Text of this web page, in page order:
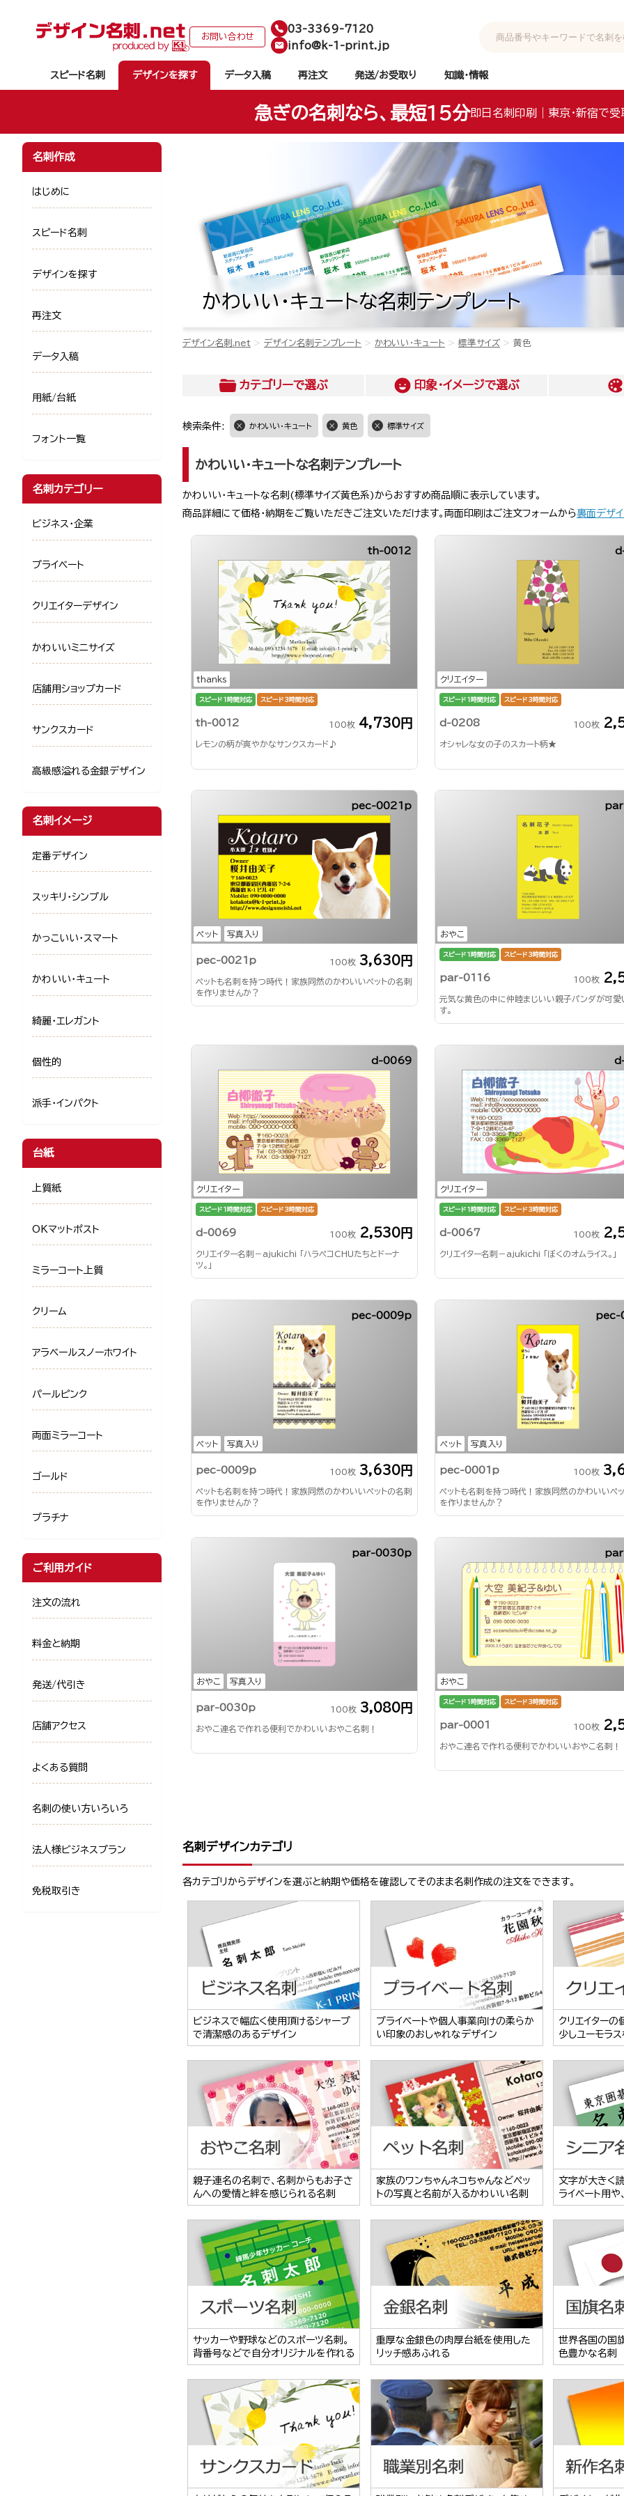
お問い合わせ
03-3369-7120
info@k-1-print.jp
スピード名刺 デザインを探す データ入稿 再注文 発送/お受取り 知識・情報
急ぎの名刺なら、最短15分即日名刺印刷｜東京・新宿で受
かわいい・キュートな名刺テンプレート
デザイン名刺.net デザイン名刺テンプレート かわいい・キュート 標準サイズ 黄色
カテゴリーで選ぶ 印象・イメージで選ぶ
検索条件: かわいい・キュート 黄色 標準サイズ
かわいい・キュートな名刺テンプレート
かわいい・キュートな名刺(標準サイズ黄色系)からおすすめ商品順に表示しています。
商品詳細にて価格・納期をご覧いただきご注文いただけます。両面印刷はご注文フォームから裏面デザ
thanks
th-0012
スピード1時間対応 スピード3時間対応
th-0012 100枚 4,730円
レモンの柄が爽やかなサンクスカード♪
クリエイター
スピード1時間対応 スピード3時間対応
d-0208 100枚
オシャレな女の子のスカート柄★
ペット 写真入り
pec-0021p
pec-0021p 100枚 3,630円
ペットも名刺を持つ時代！家族同然のかわいいペットの名刺
を作りませんか？
おやこ
スピード1時間対応 スピード3時間対応
par-0116 100枚
元気な黄色の中に仲睦まじいい親子パンダが可愛
す。
クリエイター
d-0069
スピード1時間対応 スピード3時間対応
d-0069 100枚 2,530円
クリエイター名刺－ajukichi 「ハラペコCHUたちとドーナ
ツ。」
クリエイター
スピード1時間対応 スピード3時間対応
d-0067 100枚
クリエイター名刺－ajukichi 「ぼくのオムライス。」
ペット 写真入り
pec-0009p
pec-0009p 100枚 3,630円
ペットも名刺を持つ時代！家族同然のかわいいペットの名刺
を作りませんか？
ペット 写真入り
pec-
pec-0001p 100枚
ペットも名刺を持つ時代！家族同然のかわいいペ
を作りませんか？
おやこ 写真入り
par-0030p
par-0030p 100枚 3,080円
おやこ連名で作れる便利でかわいいおやこ名刺！
おやこ
スピード1時間対応 スピード3時間対応
par-0001 100枚
おやこ連名で作れる便利でかわいいおやこ名刺！
名刺デザインカテゴリ
各カテゴリからデザインを選ぶと納期や価格を確認してそのまま名刺作成の注文をできます。
ビジネスで幅広く使用頂けるシャープ
で清潔感のあるデザイン
プライベートや個人事業向けの柔らか
い印象のおしゃれなデザイン
クリエイター
少しユーモラ
親子連名の名刺で、名刺からもお子さ
んへの愛情と絆を感じられる名刺
家族のワンちゃんネコちゃんなどペッ
トの写真と名前が入るかわいい名刺
文字が大きく
ライベート用
サッカーや野球などのスポーツ名刺。
背番号などで自分オリジナルを作れる
重厚な金銀色の肉厚台紙を使用した
リッチ感あふれる
世界各国の国
色豊かな名刺
名刺作成
はじめに
スピード名刺
デザインを探す
再注文
データ入稿
用紙/台紙
フォント一覧
名刺カテゴリー
ビジネス・企業
プライベート
クリエイターデザイン
かわいいミニサイズ
店舗用ショップカード
サンクスカード
高級感溢れる金銀デザイン
名刺イメージ
定番デザイン
スッキリ・シンプル
かっこいい・スマート
かわいい・キュート
綺麗・エレガント
個性的
派手・インパクト
台紙
上質紙
OKマットポスト
ミラーコート上質
クリーム
アラベールスノーホワイト
パールピンク
両面ミラーコート
ゴールド
プラチナ
ご利用ガイド
注文の流れ
料金と納期
発送/代引き
店舗アクセス
よくある質問
名刺の使い方いろいろ
法人様ビジネスプラン
免税取引き